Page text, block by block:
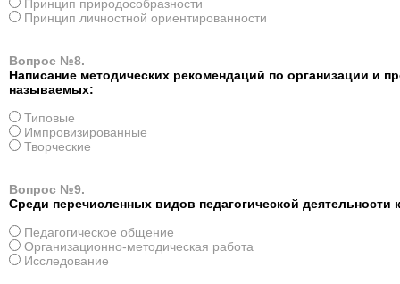
Принцип природособразности
Принцип личностной ориентированности
Вопрос №8.
Написание методических рекомендаций по организации и
называемых:
Типовые
Импровизированные
Творческие
Вопрос №9.
Среди перечисленных видов педагогической деятельности
Педагогическое общение
Организационно-методическая работа
Исследование